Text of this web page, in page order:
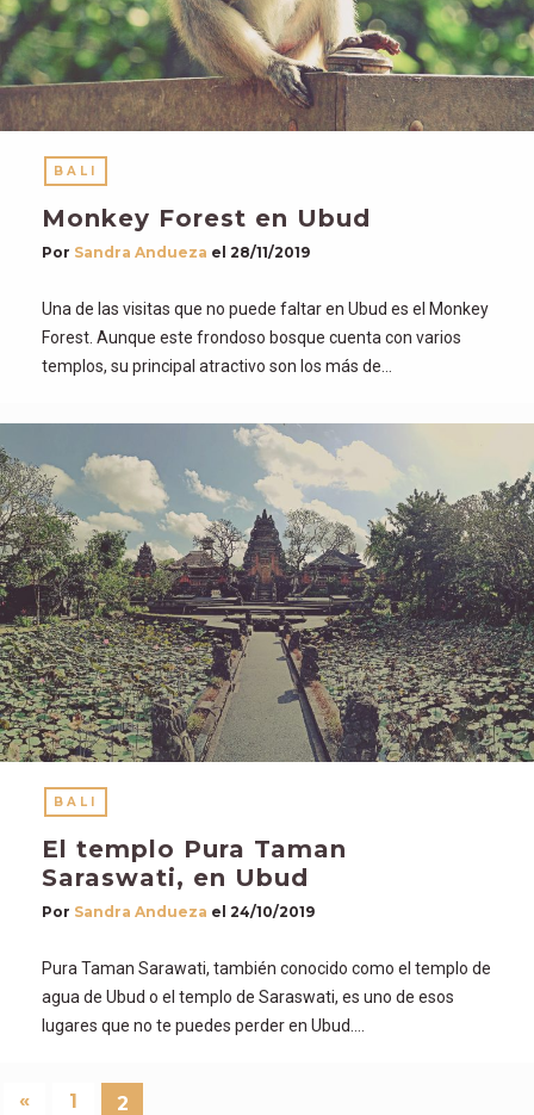
BALI
Monkey Forest en Ubud
Por Sandra Andueza el 28/11/2019
Una de las visitas que no puede faltar en Ubud es el Monkey
Forest. Aunque este frondoso bosque cuenta con varios
templos, su principal atractivo son los más de…
BALI
El templo Pura Taman
Saraswati, en Ubud
Por Sandra Andueza el 24/10/2019
Pura Taman Sarawati, también conocido como el templo de
agua de Ubud o el templo de Saraswati, es uno de esos
lugares que no te puedes perder en Ubud….
« 1 2